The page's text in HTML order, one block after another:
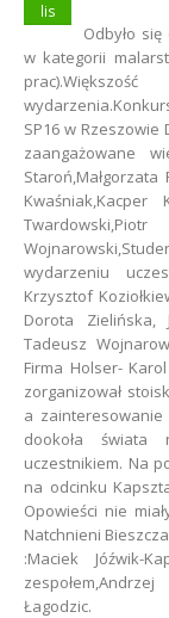
lis
Odbyło
w kategorii
SP16 w Rzeszowie
zaangażowane
Kwaśniak,Kacper
wydarzeniu
Krzysztof
Dorota Zielińska,
Tadeusz
Firma Holser-
zorganizował
a zainteresowanie
dookoła świata
uczestnikiem. Na
na odcinku
Opowieści nie
Natchnieni
:Maciek Jóźwik-
Łagodzic.